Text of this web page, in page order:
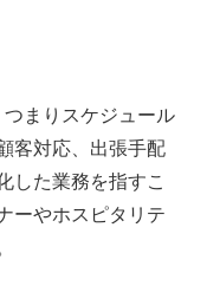
まりスケジュール
客対応、出張手配
した業務を指すこ
ーやホスピタリテ